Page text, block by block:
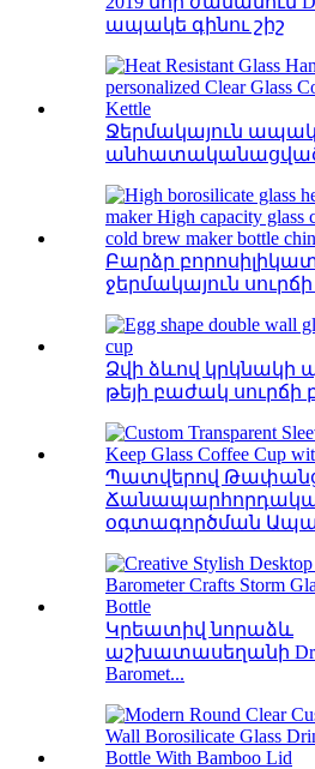
ապակե գինու շիշ
Ջերմակայուն ապակի
անհատականացված
Բարձր
ջերմակայուն
Ձվի ձևով
թեյի բաժակ
Պատվերով
օգտագործման
Կրեատիվ նորաձև
աշխատասեղանի
Baromet...